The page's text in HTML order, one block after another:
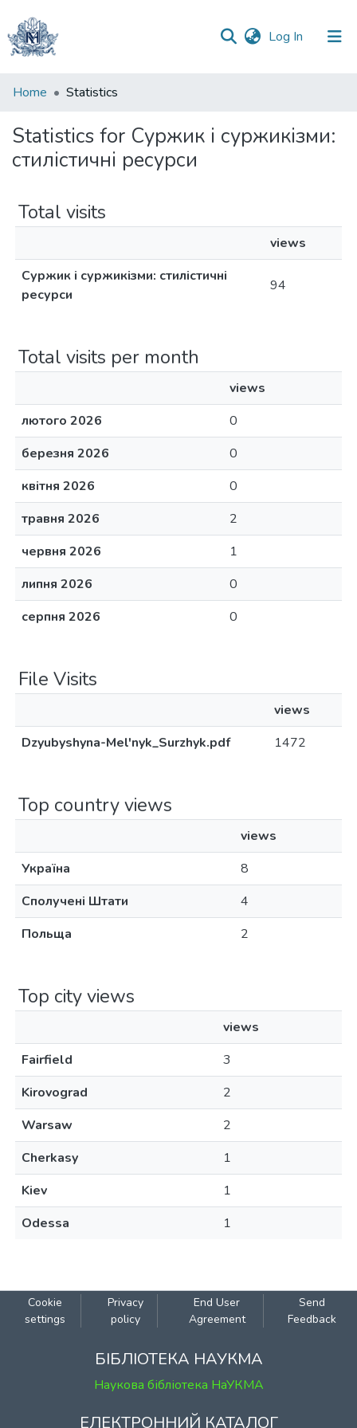
Log In (current)
Communities
Collections
All of DSpace
Home Statistics
Statistics for Суржик і суржикізми:
стилістичні ресурси
Total visits
views
Суржик і суржикізми: стилістичні
ресурси
94
Total visits per month
views
лютого 2026
0
березня 2026
0
квітня 2026
0
травня 2026
2
червня 2026
1
липня 2026
0
серпня 2026
0
File Visits
views
Dzyubyshyna-Mel'nyk_Surzhyk.pdf
1472
Top country views
views
Україна
8
Сполучені Штати
4
Польща
2
Top city views
views
Fairfield
3
Kirovograd
2
Warsaw
2
Cherkasy
1
Kiev
1
Odessa
1
Cookie
settings
Privacy
policy
End User
Agreement
Send
Feedback
БІБЛІОТЕКА НАУКМА
Наукова бібліотека НаУКМА
ЕЛЕКТРОННИЙ КАТАЛОГ